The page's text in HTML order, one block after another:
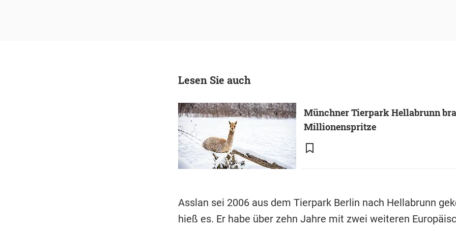
Lesen Sie auch
Münchner Tierpark Hellabrunn
Millionenspritze
Asslan sei 2006 aus dem Tierpark Berlin nach Hellabrunn
hieß es. Er habe über zehn Jahre mit zwei weiteren